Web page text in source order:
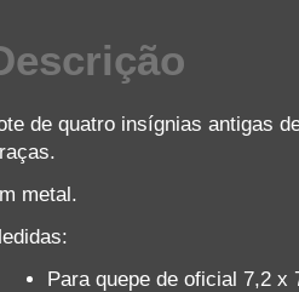
de quatro insígnias antigas
metal.
Para quepe de oficial 7,2 x